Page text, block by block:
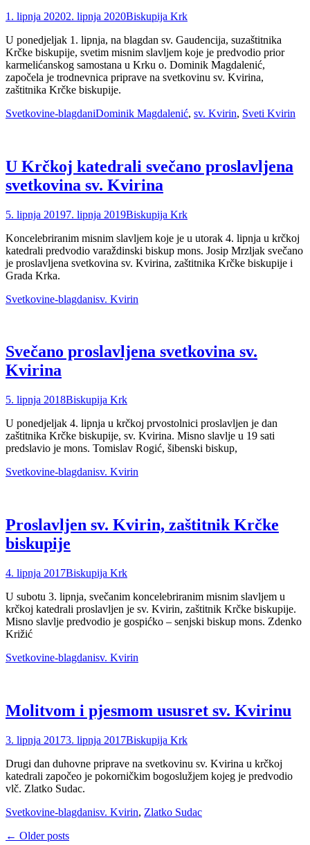
Posted
1. lipnja 20202. lipnja 2020Author
Biskupija Krk
U ponedjeljak 1. lipnja, na blagdan sv. Gaudencija, suzaštitnika
Krčke biskupije, svetim misnim slavljem koje je predvodio prior
karmelićanskog samostana u Krku o. Dominik Magdalenić,
započela je trodnevnica priprave na svetkovinu sv. Kvirina,
zaštitnika Krčke biskupije.
Categories
Svetkovine-blagdaniTags
Dominik Magdalenić, sv. Kvirin, Sveti Kvirin
U Krčkoj katedrali svečano proslavljena
svetkovina sv. Kvirina
Posted
5. lipnja 20197. lipnja 2019Author
Biskupija Krk
Koncelebriranim misnim slavljem koje je u utorak 4. lipnja u krčkoj
katedrali predvodio varaždinski biskup mons. Josip Mrzljak svečano
je proslavljena svetkovina sv. Kvirina, zaštitnika Krčke biskupije i
Grada Krka.
Categories
Svetkovine-blagdaniTags
sv. Kvirin
Svečano proslavljena svetkovina sv.
Kvirina
Posted
5. lipnja 2018Author
Biskupija Krk
U ponedjeljak 4. lipnja u krčkoj prvostolnici proslavljen je dan
zaštitnika Krčke biskupije, sv. Kvirina. Misno slavlje u 19 sati
predslavio je mons. Tomislav Rogić, šibenski biskup,
Categories
Svetkovine-blagdaniTags
sv. Kvirin
Proslavljen sv. Kvirin, zaštitnik Krčke
biskupije
Posted
4. lipnja 2017Author
Biskupija Krk
U subotu 3. lipnja, svečanim koncelebriranim misnim slavljem u
krčkoj katedrali proslavljen je sv. Kvirin, zaštitnik Krčke biskupije.
Misno slavlje predvodio je gospićko – senjski biskup mons. Zdenko
Križić
Categories
Svetkovine-blagdaniTags
sv. Kvirin
Molitvom i pjesmom ususret sv. Kvirinu
Posted
3. lipnja 20173. lipnja 2017Author
Biskupija Krk
Drugi dan duhovne priprave na svetkovinu sv. Kvirina u krčkoj
katedrali započeo je pokorničkim bogoslužjem kojeg je predvodio
vlč. Zlatko Sudac.
Categories
Svetkovine-blagdaniTags
sv. Kvirin, Zlatko Sudac
Post
← Older posts